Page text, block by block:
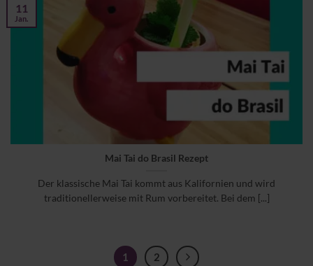
Mai Tai do Brasil Rezept
Der klassische Mai Tai kommt aus Kalifornien und wird
traditionellerweise mit Rum vorbereitet. Bei dem [...]
11
Jan.
1 2